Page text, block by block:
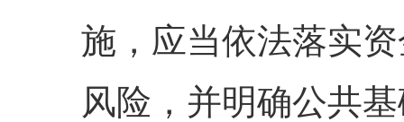
施，应当依法落实
风险，并明确公共